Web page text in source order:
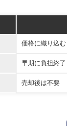
価格に織り込む
早期に負担終了
売却後は不要